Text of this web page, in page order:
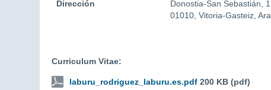
Dirección
Donostia-San Sebastián,
01010, Vitoria-Gasteiz,
Curriculum Vitae:
laburu_rodriguez_laburu.es.pdf 200 KB (pdf)